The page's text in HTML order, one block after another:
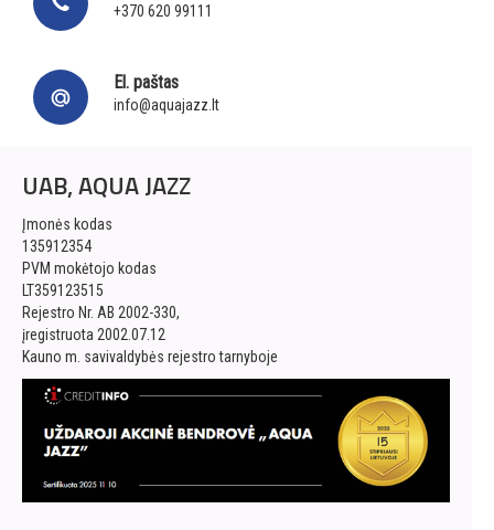
+370 620 99111
El. paštas
info@aquajazz.lt
UAB, AQUA JAZZ
Įmonės kodas
135912354
PVM mokėtojo kodas
LT359123515
Rejestro Nr. AB 2002-330,
įregistruota 2002.07.12
Kauno m. savivaldybės rejestro tarnyboje